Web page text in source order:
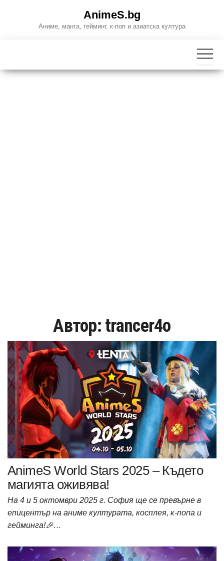
AnimeS.bg
Аниме, манга, гейминг, к-поп и азиатска култура
Автор: trancer4o
AnimeS World Stars 2025 – Където
магията оживява!
На 4 и 5 октомври 2025 г. София ще се превърне в
епицентър на аниме културата, косплея, к-попа и
гейминга!🎉…